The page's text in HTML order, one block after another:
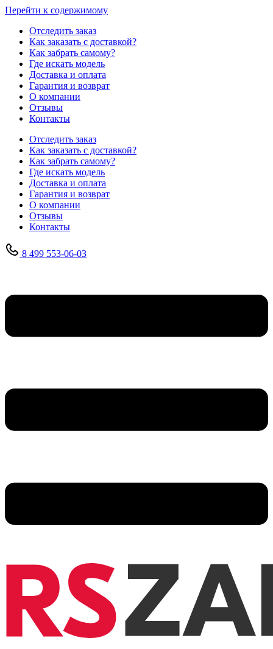
Перейти к содержимому
Отследить заказ
Как заказать с доставкой?
Как забрать самому?
Где искать модель
Доставка и оплата
Гарантия и возврат
О компании
Отзывы
Контакты
Отследить заказ
Как заказать с доставкой?
Как забрать самому?
Где искать модель
Доставка и оплата
Гарантия и возврат
О компании
Отзывы
Контакты
8 499 553-06-03